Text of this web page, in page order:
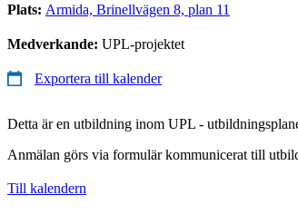
Plats: Armida, Brinellvägen 8, plan 11
Medverkande: UPL-projektet
Exportera till kalender
Detta är en utbildning inom UPL -
Anmälan görs via formulär kommunicerat till
Till kalendern